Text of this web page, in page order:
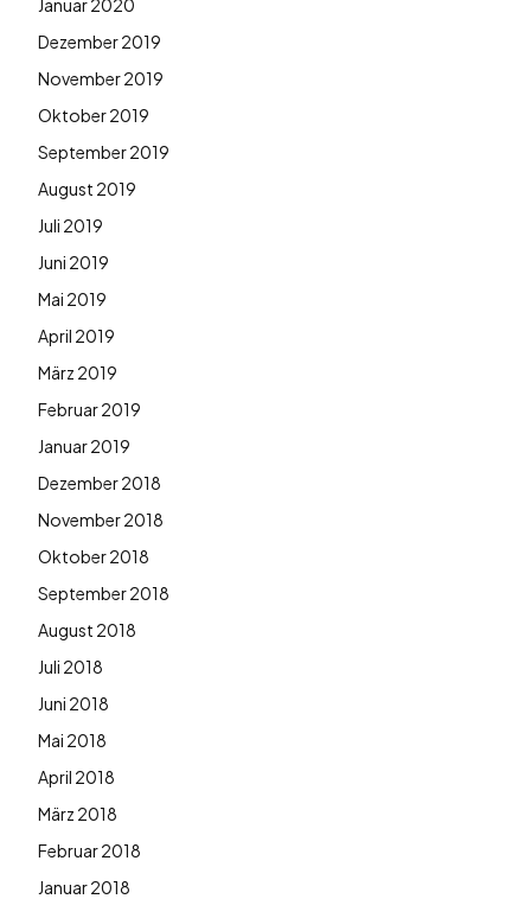
Januar 2020
Dezember 2019
November 2019
Oktober 2019
September 2019
August 2019
Juli 2019
Juni 2019
Mai 2019
April 2019
März 2019
Februar 2019
Januar 2019
Dezember 2018
November 2018
Oktober 2018
September 2018
August 2018
Juli 2018
Juni 2018
Mai 2018
April 2018
März 2018
Februar 2018
Januar 2018